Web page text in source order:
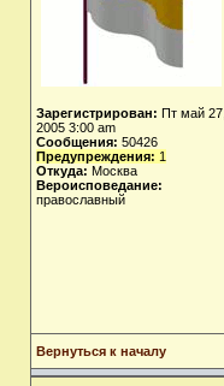
Зарегистрирован: Пт май 27,
2005 3:00 am
Сообщения: 50426
Предупреждения: 1
Откуда: Москва
Вероисповедание:
православный
Вернуться к началу